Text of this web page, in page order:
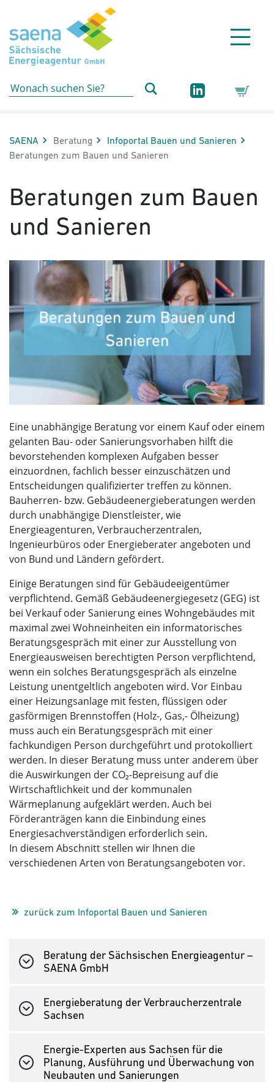
Sidebar
Erweiterte Navigation
Service
SAENA Beratung
Infoportal Bauen und Sanieren
Aktuelle Seite:
Beratungen zum Bauen und Sanieren
Beratungen zum Bauen
und Sanieren
Eine unabhängige Beratung vor einem Kauf oder einem
gelanten Bau- oder Sanierungsvorhaben hilft die
bevorstehenden komplexen Aufgaben besser
einzuordnen, fachlich besser einzuschätzen und
Entscheidungen qualifizierter treffen zu können.
Bauherren- bzw. Gebäudeenergieberatungen werden
durch unabhängige Dienstleister, wie
Energieagenturen, Verbraucherzentralen,
Ingenieurbüros oder Energieberater angeboten und
von Bund und Ländern gefördert.
Einige Beratungen sind für Gebäudeeigentümer
verpflichtend. Gemäß Gebäudeenergiegesetz (GEG) ist
bei Verkauf oder Sanierung eines Wohngebäudes mit
maximal zwei Wohneinheiten ein informatorisches
Beratungsgespräch mit einer zur Ausstellung von
Energieausweisen berechtigten Person verpflichtend,
wenn ein solches Beratungsgespräch als einzelne
Leistung unentgeltlich angeboten wird. Vor Einbau
einer Heizungsanlage mit festen, flüssigen oder
gasförmigen Brennstoffen (Holz-, Gas,- Ölheizung)
muss auch ein Beratungsgespräch mit einer
fachkundigen Person durchgeführt und protokolliert
werden. In dieser Beratung muss unter anderem über
die Auswirkungen der CO₂-Bepreisung auf die
Wirtschaftlichkeit und der kommunalen
Wärmeplanung aufgeklärt werden. Auch bei
Förderanträgen kann die Einbindung eines
Energiesachverständigen erforderlich sein.
In diesem Abschnitt stellen wir Ihnen die
verschiedenen Arten von Beratungsangeboten vor.
zurück zum Infoportal Bauen und Sanieren
Beratung der Sächsischen Energieagentur –
SAENA GmbH
Energieberatung der Verbraucherzentrale
Sachsen
Energie-Experten aus Sachsen für die
Planung, Ausführung und Überwachung von
Neubauten und Sanierungen